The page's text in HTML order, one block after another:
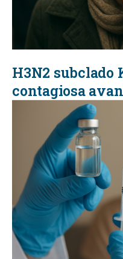
H3N2 subclado
contagiosa